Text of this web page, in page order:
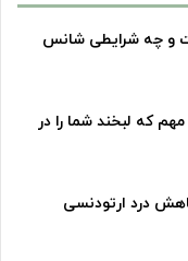
و چه شرایطی شانس
که لبخند شما را در
درد ارتودنسی